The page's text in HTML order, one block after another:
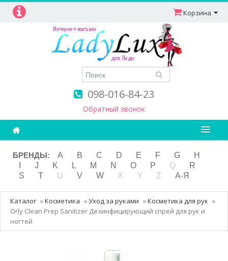
098-016-84-23
Обратный звонок
Корзина
Ароматерапия
Витамины
Детям и мамам
Косметика
Маникюр и педикюр
БРЕНДЫ: A B C D E F G
H
J K L M N O P Q
R
S
T U V W X Y Z А-Я
Каталог »Косметика »Уход за руками »Косметика для рук »
Orly Clean Prep Sanitizer Дезинфицирующий спрей для рук и
ногтей